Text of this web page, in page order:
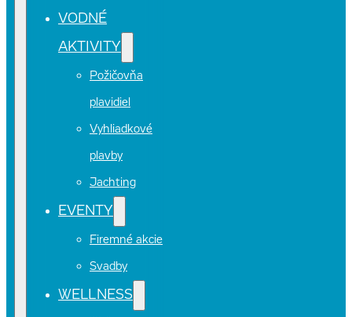
VODNÉ
AKTIVITY
Požičovňa
plavidiel
Vyhliadkové
plavby
Jachting
EVENTY
Firemné akcie
Svadby
WELLNESS